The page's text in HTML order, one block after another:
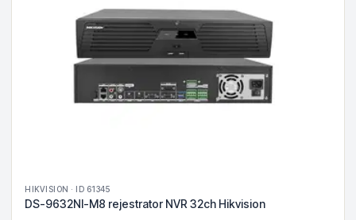
HIKVISION · ID 61345
DS-9632NI-M8 rejestrator NVR 32ch Hikvision